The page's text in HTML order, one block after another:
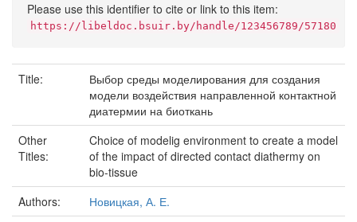
Please use this identifier to cite or link to this item:
https://libeldoc.bsuir.by/handle/123456789/57180
Title:
Выбор среды моделирования для создания
модели воздействия направленной контактной
диатермии на биоткань
Other
Titles:
Choice of modelig environment to create a model
of the impact of directed contact diathermy on
bio-tissue
Authors:
Новицкая, А. Е.